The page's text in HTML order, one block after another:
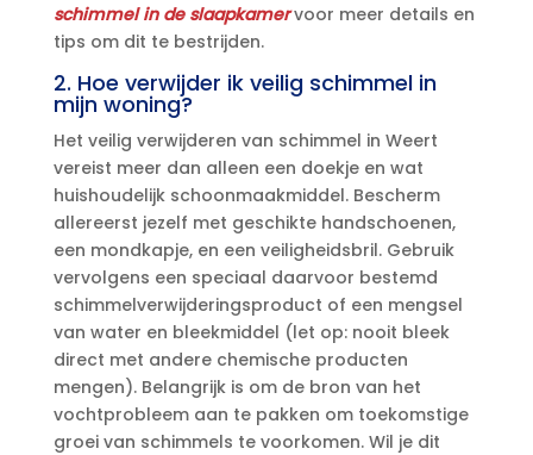
schimmel in de slaapkamervoor meer details en
tips om dit te bestrijden.​
2.​ Hoe verwijder ik veilig schimmel in
mijn woning?
Het veilig verwijderen van schimmel in Weert
vereist meer dan alleen een doekje en wat
huishoudelijk schoonmaakmiddel.​ Bescherm
allereerst jezelf met geschikte handschoenen,
een mondkapje, en een veiligheidsbril.​ Gebruik
vervolgens een speciaal daarvoor bestemd
schimmelverwijderingsproduct of een mengsel
van water en bleekmiddel (let op: nooit bleek
direct met andere chemische producten
mengen).​ Belangrijk is om de bron van het
vochtprobleem aan te pakken om toekomstige
groei van schimmels te voorkomen.​ Wil je dit